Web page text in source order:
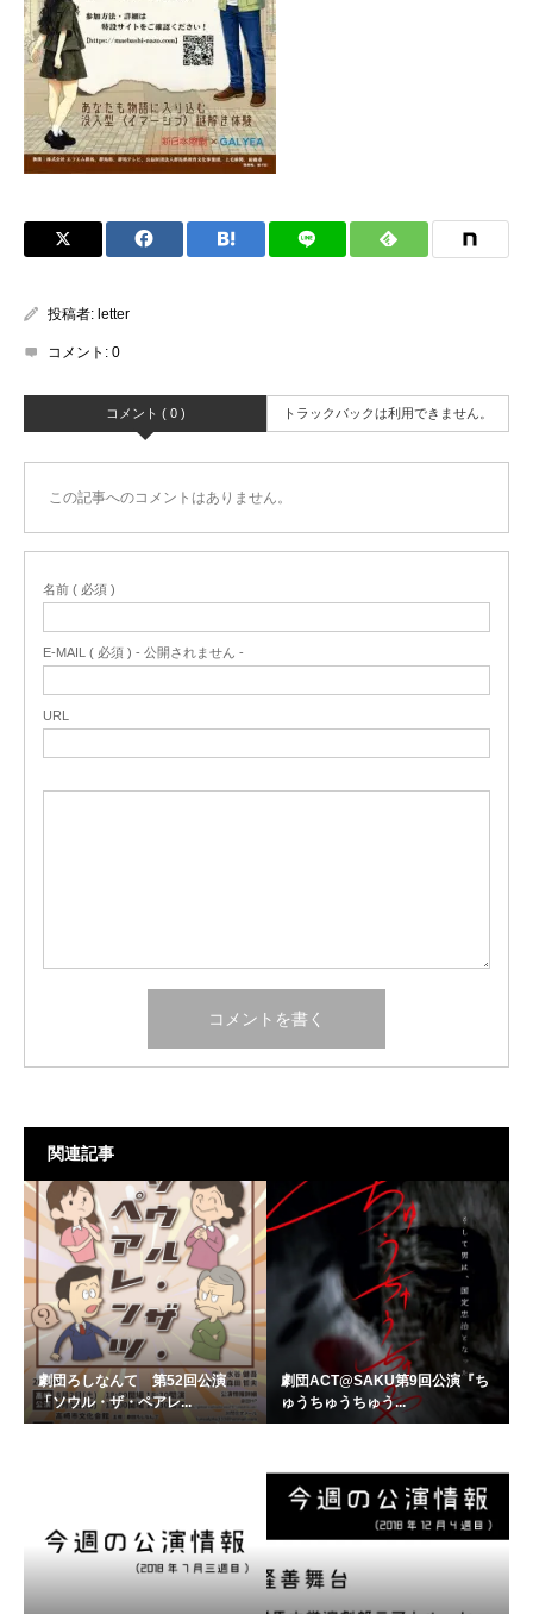
投稿者: letter
コメント: 0
コメント ( 0 ) トラックバックは利用できません。
この記事へのコメントはありません。
名前 ( 必須 )
E-MAIL ( 必須 ) - 公開されません -
URL
関連記事
劇団ろしなんて 第52回公演
「ソウル・ザ・ペアレ...
劇団ACT@SAKU第9回公演『ち
ゅうちゅうちゅう...